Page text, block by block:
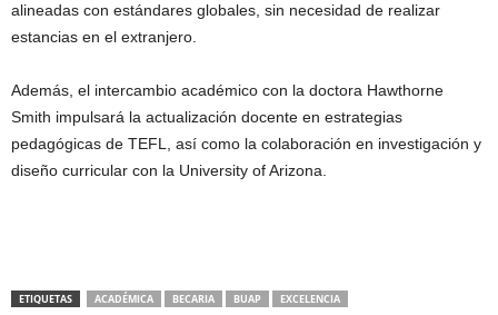
alineadas con estándares globales, sin necesidad de realizar
estancias en el extranjero.
Además, el intercambio académico con la doctora Hawthorne
Smith impulsará la actualización docente en estrategias
pedagógicas de TEFL, así como la colaboración en investigación y
diseño curricular con la University of Arizona.
ETIQUETAS ACADÉMICA BECARIA BUAP EXCELENCIA